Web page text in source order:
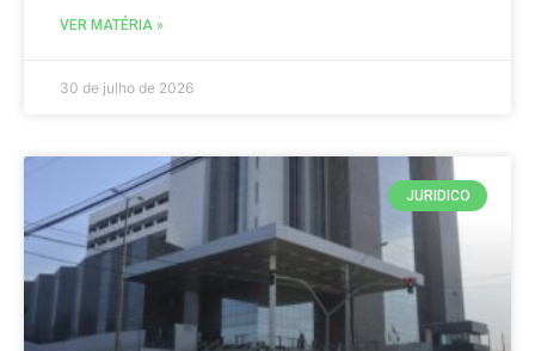
VER MATÉRIA »
30 de julho de 2026
JURIDICO